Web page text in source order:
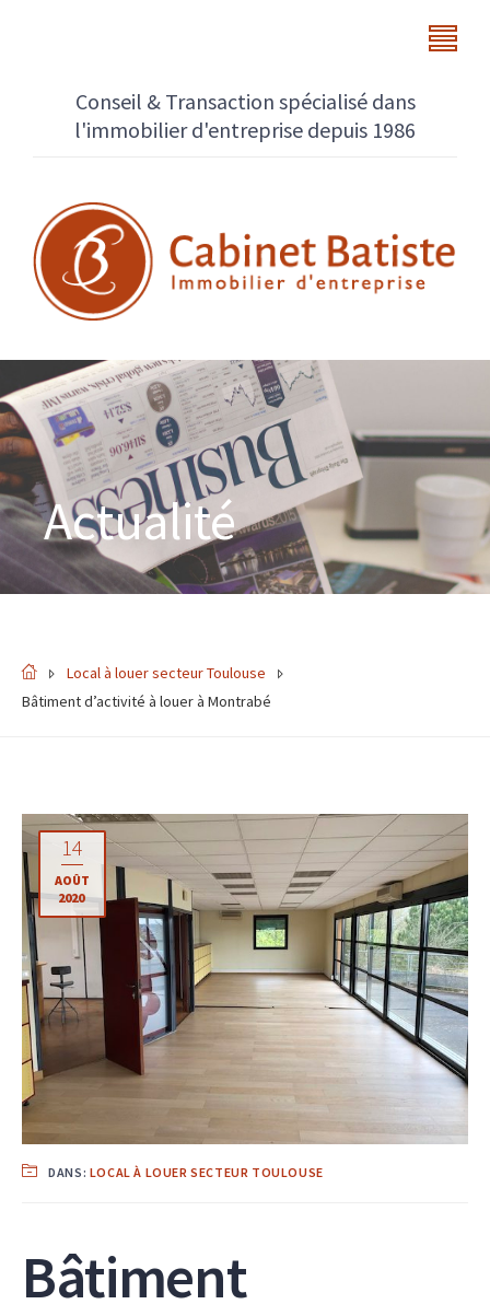
Conseil & Transaction spécialisé dans
l'immobilier d'entreprise depuis 1986
Actualité
Local à louer secteur Toulouse
Bâtiment d’activité à louer à Montrabé
14
AOÛT
2020
DANS: LOCAL À LOUER SECTEUR TOULOUSE
Bâtiment